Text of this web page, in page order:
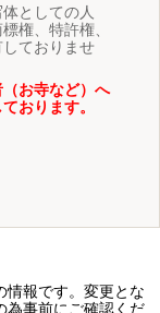
としての人
権、特許権、
ておりませ
お寺など）へ
おります。
報です。変更とな
為事前にご確認くだ